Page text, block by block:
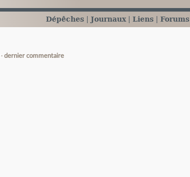
Dépêches Journaux Liens Forums
dernier commentaire